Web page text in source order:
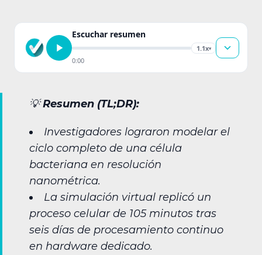
Escuchar resumen
1.1x▾
0:00
💡Resumen (TL;DR):
Investigadores lograron modelar el
ciclo completo de una célula
bacteriana en resolución
nanométrica.
La simulación virtual replicó un
proceso celular de 105 minutos tras
seis días de procesamiento continuo
en hardware dedicado.